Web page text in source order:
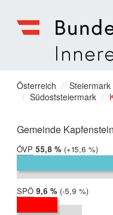
für
Inneres
Sie
befinden
hier:
Österreich Steiermark
Südoststeiermark
Gemeinde Kapfenstein
ÖVP 2019:
55,8 %
2017:
40,2 %
Differenz:
+15,6 %
SPÖ 2019:
9,6 %
2017:
15,5 %
Differenz:
-5,9 %